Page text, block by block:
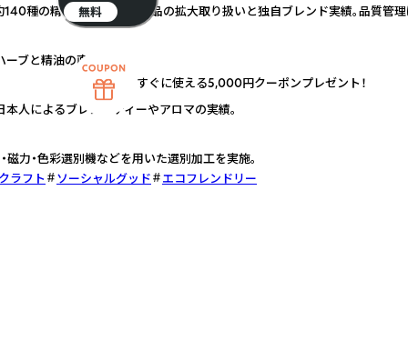
種の精油を直輸入。国産品の拡大取り扱いと独自ブレンド実績。品質管
ブと精油の直輸入。
人によるブレンドティーやアロマの実績。
力・色彩選別機などを用いた選別加工を実施。
ラフト
ソーシャルグッド エコフレンドリー
無料
すぐに使える5,000円クーポンプレゼント！